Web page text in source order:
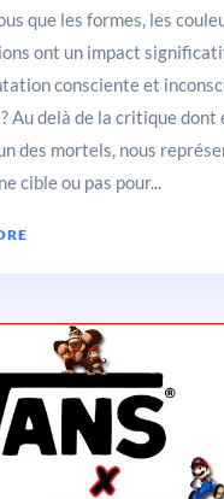
que les formes, les
ont un impact
consciente et
? Au delà de la critique dont
des mortels, nous
cible ou pas pour...